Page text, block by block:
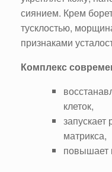
сиянием. Крем
тусклостью,
признаками
Комплекс
клеток,
матрикса,
повышает